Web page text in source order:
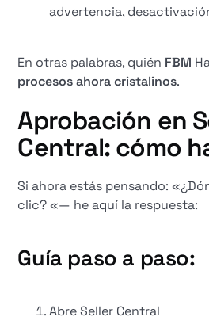
advertencia,
En otras palabras, quién FBM
procesos ahora cristalinos.
Aprobación en
Central: cómo
Si ahora estás pensando:
clic? «— he aquí la respuesta:
Guía paso a paso:
Abre Seller Central